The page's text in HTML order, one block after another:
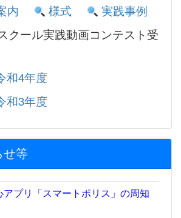
内
様式
実践事例
ル実践動画コンテスト受
和4年度
和3年度
せ等
アプリ「スマートポリス」の周知